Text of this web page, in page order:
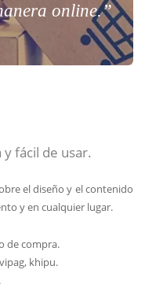
online.”
fácil de usar.
el diseño y el contenido
y en cualquier lugar.
de compra.
khipu.